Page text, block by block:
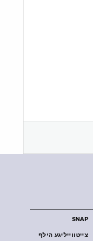
SNAP
צייטווייליגע הילף